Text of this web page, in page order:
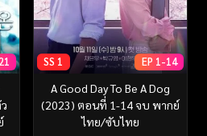
SS 1 EP 1-14
A Good Day To Be A Dog
(2023) ตอนที่ 1-14 จบ พากย์
ไทย/ซับไทย